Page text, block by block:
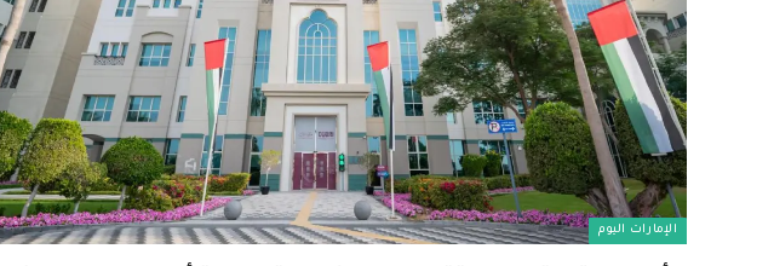
الإمارات اليوم